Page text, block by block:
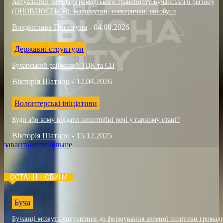
Актуальний розклад громадського транспорту Бучанського регіону
(ОНОВЛЮЄТЬСЯ): маршрутки, електрички, автобуси
Владислава Приступа - 04.08.2026
Державні структури
Бучанський районний ТЦК та СП
Вікторія Шатило - 12.04.2026
Волонтерські ініціативи
Куди або кому віддати непотрібні речі у гарному стані?
Вікторія Шатило - 15.12.2025
завантажити більше
ОСТАННІ НОВИНИ
Буча
Бучанці можуть долучитися до формування зеленої політики